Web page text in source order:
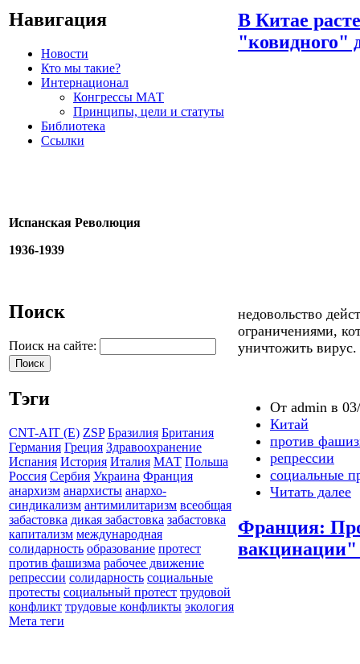
Навигация
Новости
Кто мы такие?
Интернационал
Конгрессы МАТ
Принципы, цели и статуты
Библиотека
Ссылки
Испанская Революция
1936-1939
Поиск
Поиск на сайте:
Тэги
CNT-AIT (E) ZSP Бразилия Британия
Германия Греция Здравоохранение
Испания История Италия МАТ Польша
Россия Сербия Украина Франция
анархизм анархисты анархо-
синдикализм антимилитаризм всеобщая
забастовка дикая забастовка забастовка
капитализм международная
солидарность образование протест
против фашизма рабочее движение
репрессии солидарность социальные
протесты социальный протест трудовой
конфликт трудовые конфликты экология
Мета теги
В Китае
"ковидного"
недовольство
ограничениями,
уничтожить вирус.
От admin в
Китай
против
репрессии
социальные
Читать далее
Франция:
вакцинации"